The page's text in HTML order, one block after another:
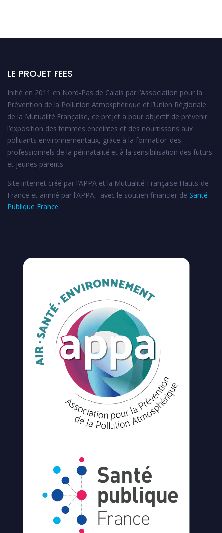
LE PROJET FEES
Initié en 2011 en Nord-Pas de Calais par l’Association pour la
Prévention de la Pollution Atmosphérique et l’Union Régionale
de la Mutualité Française, ce projet a pour objectif de prévenir
l’exposition des femmes enceintes et des nourrissons aux
polluants environnementaux, grâce à la formation des
professionnels de la périnatalité et à la sensibilisation des futurs
et jeunes parents
Site internet créé par l’APPA et la Mutualité Française Hauts-de-
France et animé par l’APPA, avec le soutien financier de Santé
Publique France